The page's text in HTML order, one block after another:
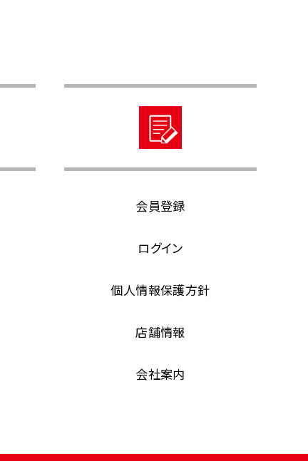
会員登録
ログイン
個人情報保護方針
店舗情報
会社案内